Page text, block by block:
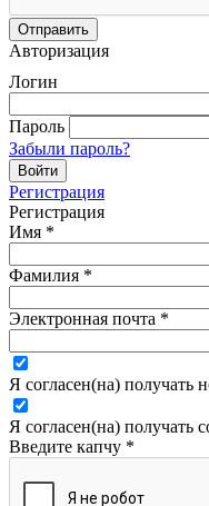
Авторизация
Логин
Пароль
Забыли пароль?
Регистрация
Регистрация
Имя *
Фамилия *
Электронная почта *
Я согласен(на) получать
Я согласен(на) получать
Введите капчу *